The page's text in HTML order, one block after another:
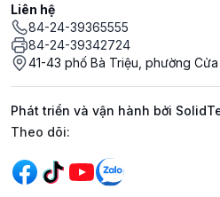
Liên hệ
84-24-39365555
84-24-39342724
41-43 phố Bà Triệu, phường Cửa
Phát triển và vận hành bởi
Mạng xã hội
Theo dõi: